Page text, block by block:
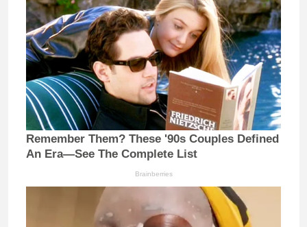
Remember Them? These '90s Couples Defined
An Era—See The Complete List
Brainberries